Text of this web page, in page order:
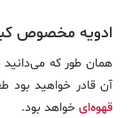
ادویه مخصوص
همان طور که می‌دانید
آن قادر خواهید بود
قهوه‌ای خواهد بود.